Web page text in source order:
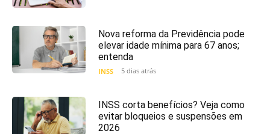
Nova reforma da Previdência pode
elevar idade mínima para 67 anos;
entenda
INSS 5 dias atrás
INSS corta benefícios? Veja como
evitar bloqueios e suspensões em
2026